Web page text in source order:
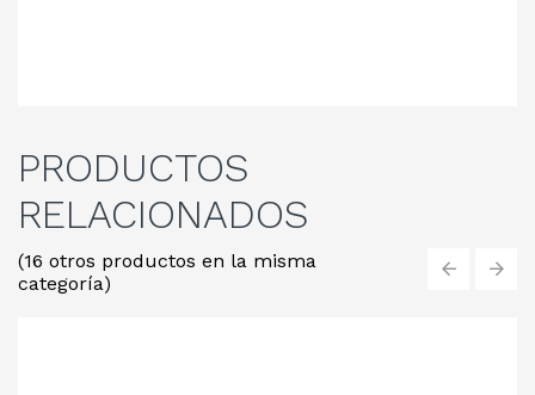
PRODUCTOS
RELACIONADOS
(16 otros productos en la misma
categoría)